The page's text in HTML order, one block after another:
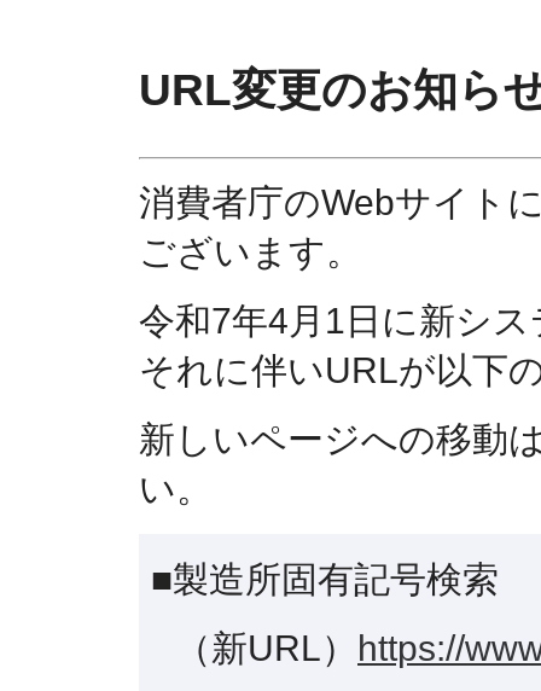
URL変更のお知ら
消費者庁のWebサイト
ございます。
令和7年4月1日に新シ
それに伴いURLが以下
新しいページへの移動
い。
■製造所固有記号検索
（新URL） https://